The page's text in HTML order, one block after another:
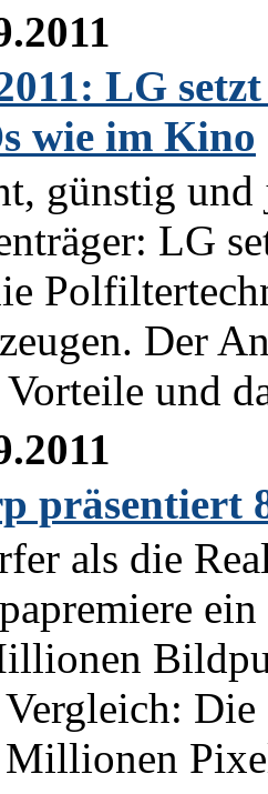
LG
wie im Kino
günstig und
LG
Der
und
präsentiert
als die